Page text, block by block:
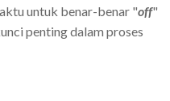
untuk benar-benar "off"
penting dalam proses